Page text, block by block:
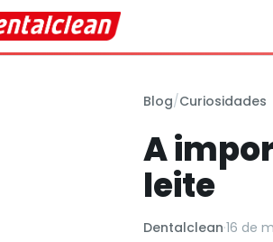
Blog/Curiosidades
A
leite
Dentalclean·16 de